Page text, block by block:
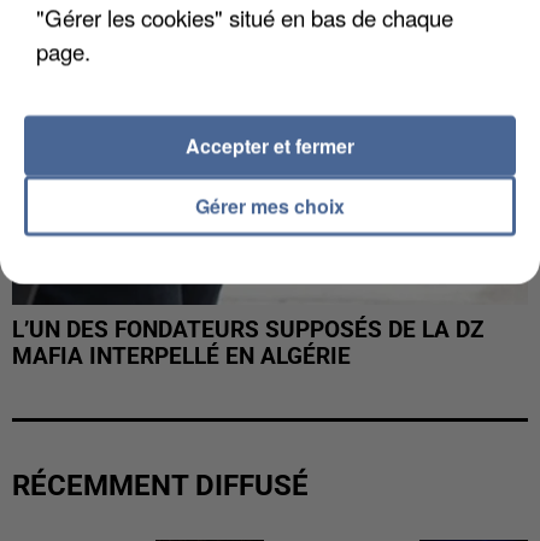
L’UN DES FONDATEURS SUPPOSÉS DE LA DZ
MAFIA INTERPELLÉ EN ALGÉRIE
RÉCEMMENT DIFFUSÉ
"Gérer les cookies" situé en bas de chaque
page.
Gérer mes choix
Accepter et fermer